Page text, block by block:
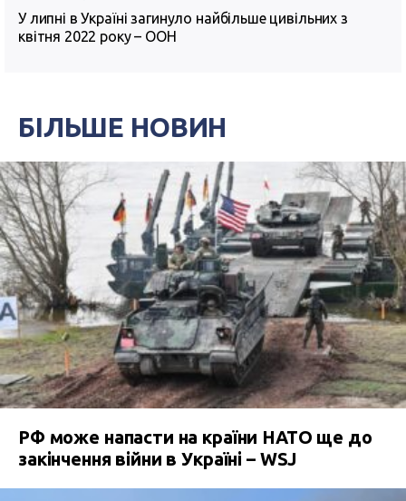
У липні в Україні загинуло найбільше цивільних з
квітня 2022 року – ООН
БІЛЬШЕ НОВИН
РФ може напасти на країни НАТО ще до
закінчення війни в Україні – WSJ